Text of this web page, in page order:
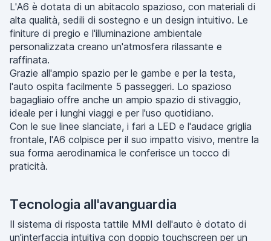
L'A6 è dotata di un abitacolo spazioso, con materiali di
alta qualità, sedili di sostegno e un design intuitivo. Le
finiture di pregio e l'illuminazione ambientale
personalizzata creano un'atmosfera rilassante e
raffinata.
Grazie all'ampio spazio per le gambe e per la testa,
l'auto ospita facilmente 5 passeggeri. Lo spazioso
bagagliaio offre anche un ampio spazio di stivaggio,
ideale per i lunghi viaggi e per l'uso quotidiano.
Con le sue linee slanciate, i fari a LED e l'audace griglia
frontale, l'A6 colpisce per il suo impatto visivo, mentre la
sua forma aerodinamica le conferisce un tocco di
praticità.
Tecnologia all'avanguardia
Il sistema di risposta tattile MMI dell'auto è dotato di
un'interfaccia intuitiva con doppio touchscreen per un